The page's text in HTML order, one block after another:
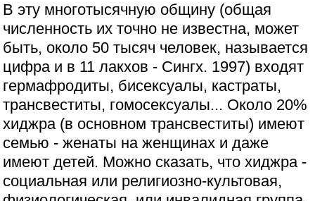
В эту многотысячную общину (общая
численность их точно не известна, может
быть, около 50 тысяч человек, называется
цифра и в 11 лакхов - Сингх. 1997) входят
гермафродиты, бисексуалы, кастраты,
трансвеститы, гомосексуалы... Около 20%
хиджра (в основном трансвеститы) имеют
семью - женаты на женщинах и даже
имеют детей. Можно сказать, что хиджра -
социальная или религиозно-культовая,